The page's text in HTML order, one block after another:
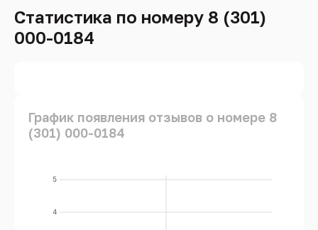
Статистика по номеру 8 (301)
000-0184
График появления отзывов о номере 8
(301) 000-0184
4
5